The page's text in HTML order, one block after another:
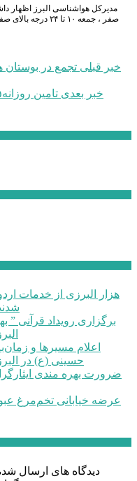
خبر قبلی تجمع در بوستان
خبر بعدی
برگزاری رویداد قرآنی ”
البرز
اعلام مسیرها و
حسینی (ع) در البرز
ضرورت بهره مندی
عرضه خیابانی تخم‌مرغ
دیدگاه های ارسال